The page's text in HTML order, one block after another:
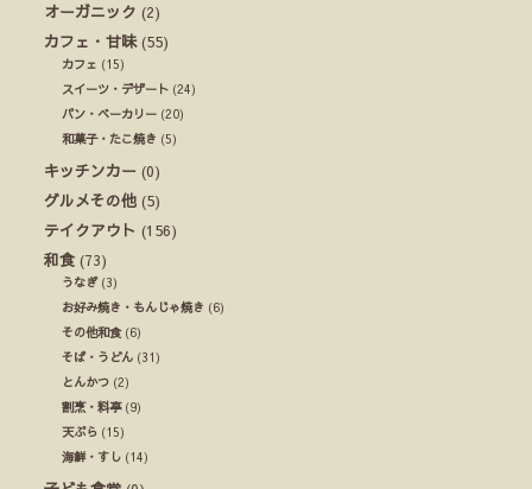
オーガニック (2)
カフェ・甘味(55)
カフェ (15)
スイーツ・デザート (24)
パン・ベーカリー (20)
和菓子・たこ焼き (5)
キッチンカー (0)
グルメその他 (5)
テイクアウト (156)
和食 (73)
うなぎ(3)
お好み焼き・もんじゃ焼き (6)
その他和食(6)
そば・うどん (31)
とんかつ (2)
割烹・料亭(9)
天ぷら (15)
海鮮・すし (14)